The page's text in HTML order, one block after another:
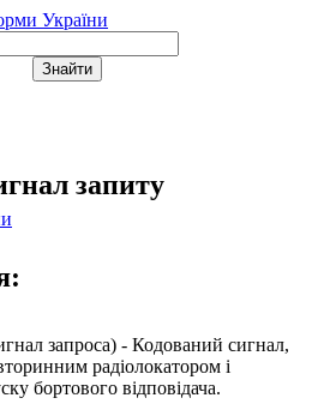
України
запиту
запроса) - Кодований сигнал,
радіолокатором і
бортового відповідача.